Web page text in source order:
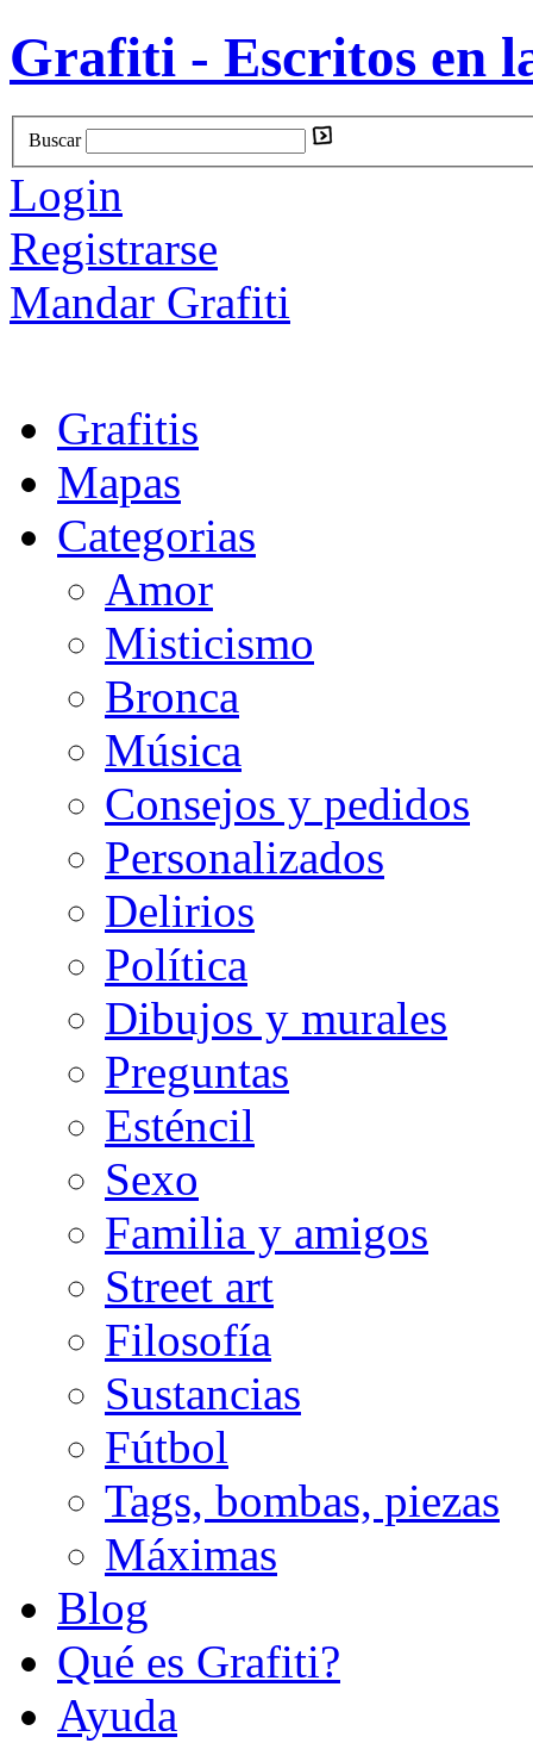
Grafiti - Escritos en
Buscar
Login
Registrarse
Mandar Grafiti
Grafitis
Mapas
Categorias
Amor
Misticismo
Bronca
Música
Consejos y pedidos
Personalizados
Delirios
Política
Dibujos y murales
Preguntas
Esténcil
Sexo
Familia y amigos
Street art
Filosofía
Sustancias
Fútbol
Tags, bombas, piezas
Máximas
Blog
Qué es Grafiti?
Ayuda